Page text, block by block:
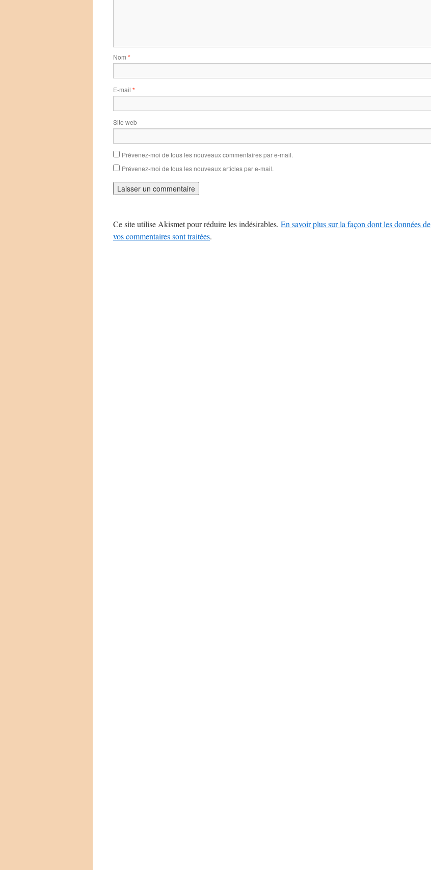
Nom *
E-mail *
Site web
Prévenez-moi de tous les nouveaux commentaires par e-mail.
Prévenez-moi de tous les nouveaux articles par e-mail.
Ce site utilise Akismet pour réduire les indésirables. En savoir plus sur la façon dont les données de
vos commentaires sont traitées.